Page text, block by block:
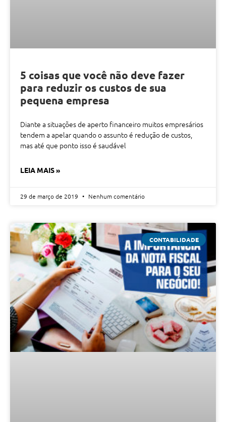
5 coisas que você não deve fazer
para reduzir os custos de sua
pequena empresa
Diante a situações de aperto financeiro muitos empresários
tendem a apelar quando o assunto é redução de custos,
mas até que ponto isso é saudável
LEIA MAIS »
29 de março de 2019 Nenhum comentário
CONTABILIDADE